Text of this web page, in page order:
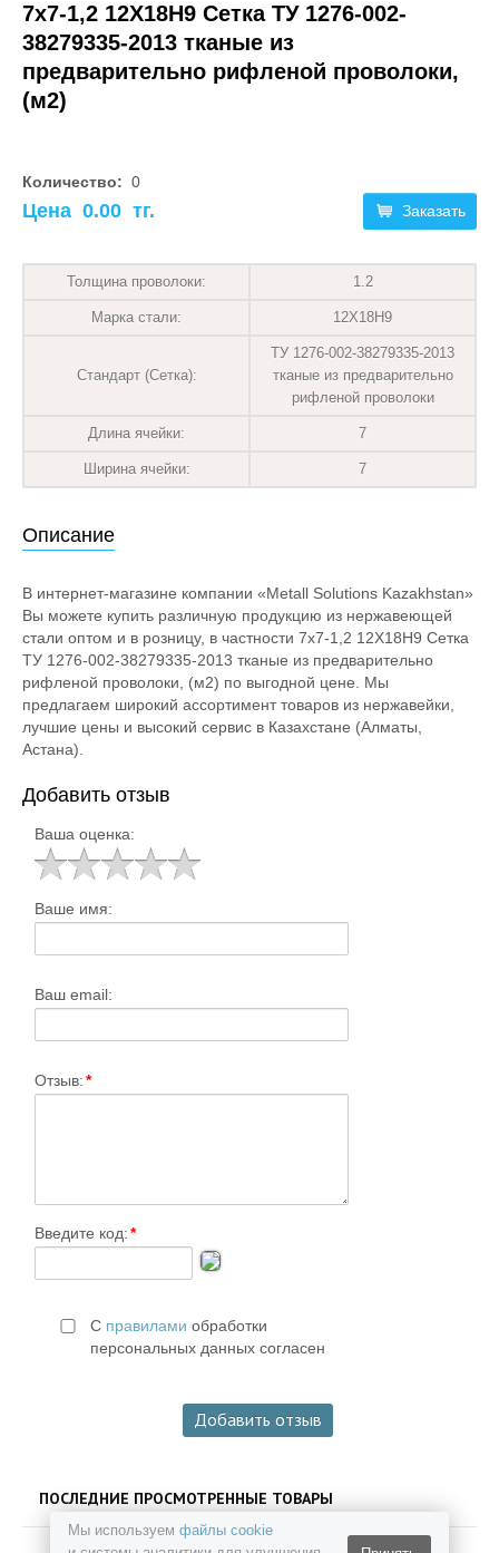
Мы используем файлы cookie
7х7-1,2 12Х18Н9 Сетка ТУ 1276-002-
38279335-2013 тканые из
предварительно рифленой проволоки,
(м2)
Количество: 0
Заказать
Цена 0.00 тг.
Толщина проволоки: 1.2
Марка стали: 12Х18Н9
Стандарт (Сетка):
ТУ 1276-002-38279335-2013
тканые из предварительно
рифленой проволоки
Длина ячейки: 7
Ширина ячейки: 7
Описание
В интернет-магазине компании «Metall Solutions Kazakhstan»
Вы можете купить различную продукцию из нержавеющей
стали оптом и в розницу, в частности 7х7-1,2 12Х18Н9 Сетка
ТУ 1276-002-38279335-2013 тканые из предварительно
рифленой проволоки, (м2) по выгодной цене. Мы
предлагаем широкий ассортимент товаров из нержавейки,
лучшие цены и высокий сервис в Казахстане (Алматы,
Астана).
Добавить отзыв
Ваша оценка:
Ваше имя:
Ваш email:
Отзыв:*
Введите код:*
С правилами обработки
персональных данных согласен
ПОСЛЕДНИЕ ПРОСМОТРЕННЫЕ ТОВАРЫ